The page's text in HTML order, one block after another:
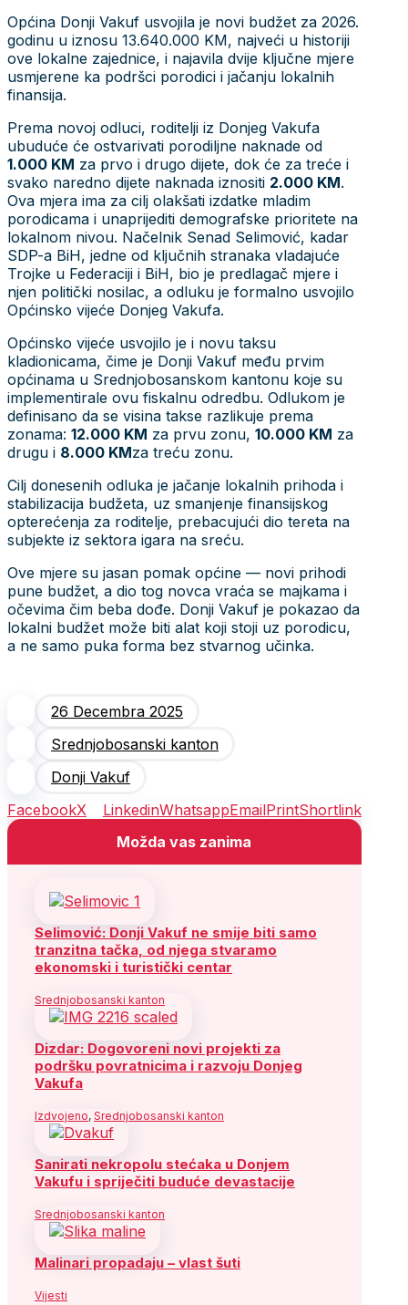
Općina Donji Vakuf usvojila je novi budžet za 2026.
godinu u iznosu 13.640.000 KM, najveći u historiji
ove lokalne zajednice, i najavila dvije ključne mjere
usmjerene ka podršci porodici i jačanju lokalnih
finansija.
Prema novoj odluci, roditelji iz Donjeg Vakufa
ubuduće će ostvarivati porodiljne naknade od
1.000 KM za prvo i drugo dijete, dok će za treće i
svako naredno dijete naknada iznositi 2.000 KM.
Ova mjera ima za cilj olakšati izdatke mladim
porodicama i unaprijediti demografske prioritete na
lokalnom nivou. Načelnik Senad Selimović, kadar
SDP-a BiH, jedne od ključnih stranaka vladajuće
Trojke u Federaciji i BiH, bio je predlagač mjere i
njen politički nosilac, a odluku je formalno usvojilo
Općinsko vijeće Donjeg Vakufa.
Općinsko vijeće usvojilo je i novu taksu
kladionicama, čime je Donji Vakuf među prvim
općinama u Srednjobosanskom kantonu koje su
implementirale ovu fiskalnu odredbu. Odlukom je
definisano da se visina takse razlikuje prema
zonama: 12.000 KM za prvu zonu, 10.000 KM za
drugu i 8.000 KMza treću zonu.
Cilj donesenih odluka je jačanje lokalnih prihoda i
stabilizacija budžeta, uz smanjenje finansijskog
opterećenja za roditelje, prebacujući dio tereta na
subjekte iz sektora igara na sreću.
Ove mjere su jasan pomak općine — novi prihodi
pune budžet, a dio tog novca vraća se majkama i
očevima čim beba dođe. Donji Vakuf je pokazao da
lokalni budžet može biti alat koji stoji uz porodicu,
a ne samo puka forma bez stvarnog učinka.
26 Decembra 2025
Srednjobosanski kanton
Donji Vakuf
FacebookX LinkedinWhatsappEmailPrintShortlink
Možda vas zanima
Selimović: Donji Vakuf ne smije biti samo
tranzitna tačka, od njega stvaramo
ekonomski i turistički centar
Srednjobosanski kanton
Dizdar: Dogovoreni novi projekti za
podršku povratnicima i razvoju Donjeg
Vakufa
Izdvojeno, Srednjobosanski kanton
Sanirati nekropolu stećaka u Donjem
Vakufu i spriječiti buduće devastacije
Srednjobosanski kanton
Malinari propadaju – vlast šuti
Vijesti